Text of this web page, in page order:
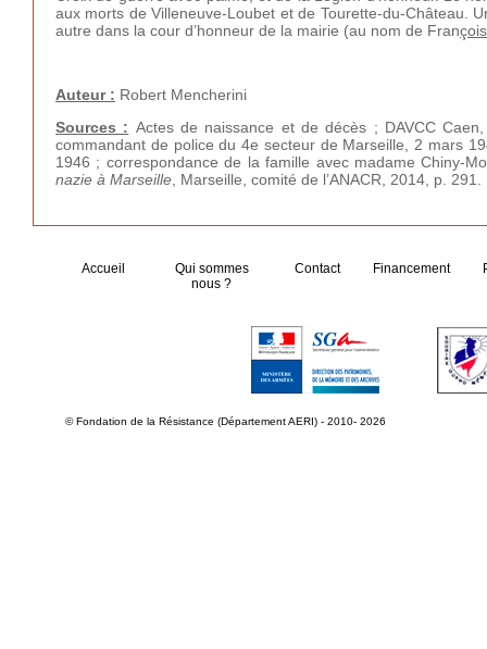
aux morts de Villeneuve-Loubet et de Tourette-du-Château.
autre dans la cour d’honneur de la mairie (au nom de François
Auteur : Robert Mencherini
Sources : Actes de naissance et de décès ; DAVCC
commandant de police du 4e secteur de Marseille, 2 mars
1946 ; correspondance de la famille avec madame Chiny-
nazie à Marseille , Marseille, comité de l’ANACR, 2014, p. 291.
Accueil
Qui sommes
nous ?
Contact Financement
© Fondation de la Résistance (Département AERI) - 2010- 2026